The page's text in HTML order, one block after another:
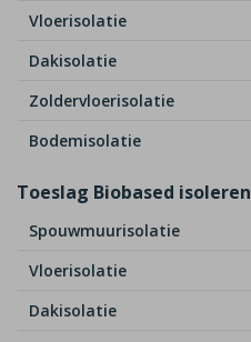
Vloerisolatie
Dakisolatie
Zoldervloerisolatie
Bodemisolatie
Toeslag Biobased isoleren
Spouwmuurisolatie
Vloerisolatie
Dakisolatie